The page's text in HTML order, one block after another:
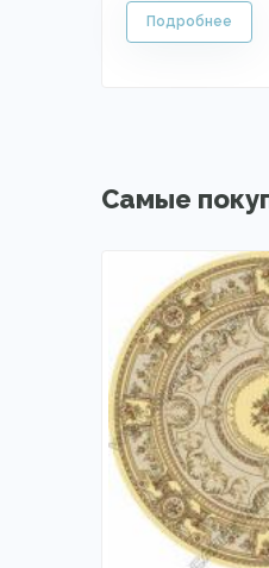
Самые